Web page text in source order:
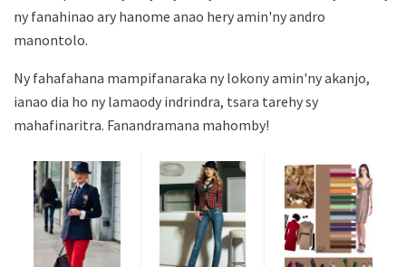
ny fanahinao ary hanome anao hery amin'ny andro
manontolo.
Ny fahafahana mampifanaraka ny lokony amin'ny akanjo,
ianao dia ho ny lamaody indrindra, tsara tarehy sy
mahafinaritra. Fanandramana mahomby!